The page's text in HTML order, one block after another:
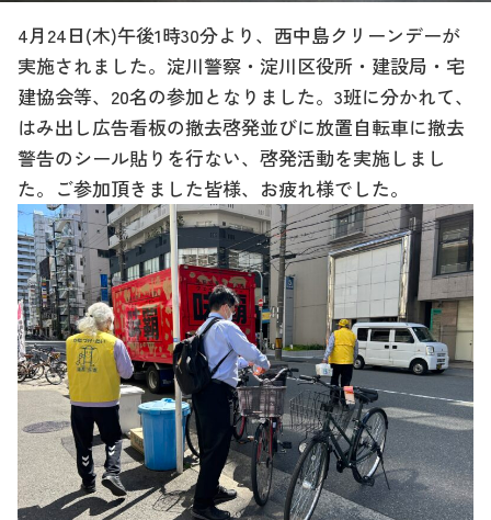
4月24日(木)午後1時30分より、西中島クリーンデーが
実施されました。淀川警察・淀川区役所・建設局・宅
建協会等、20名の参加となりました。3班に分かれて、
はみ出し広告看板の撤去啓発並びに放置自転車に撤去
警告のシール貼りを行ない、啓発活動を実施しまし
た。ご参加頂きました皆様、お疲れ様でした。